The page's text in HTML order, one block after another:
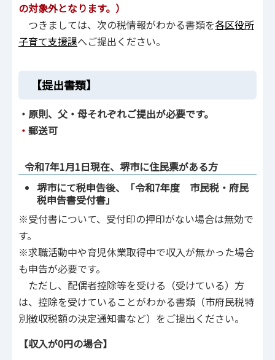
の対象外となります。）
つきましては、次の税情報がわかる書類を各区役所
子育て支援課へご提出ください。
【提出書類】
・原則、父・母それぞれご提出が必要です。
・ 郵送可
令和7年1月1日現在、堺市に住民票がある方
堺市にて税申告後、「令和7年度 市民税・府民
税申告書受付書」
※受付書について、受付印の押印がない場合は無効で
す。
※求職活動中や育児休業取得中で収入が無かった場合
も申告が必要です。
ただし、配偶者控除等を受ける（受けている）方
は、控除を受けていることがわかる書類（市府民税特
別徴収税額の決定通知書など）をご提出ください。
【収入が0円の場合】